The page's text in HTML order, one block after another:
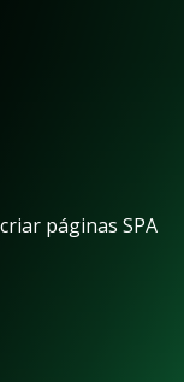
páginas SPA